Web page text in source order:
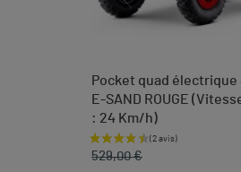
Pocket quad électrique
E-SAND ROUGE
: 24 Km/h)
Prix de base
529,00 €
Prix